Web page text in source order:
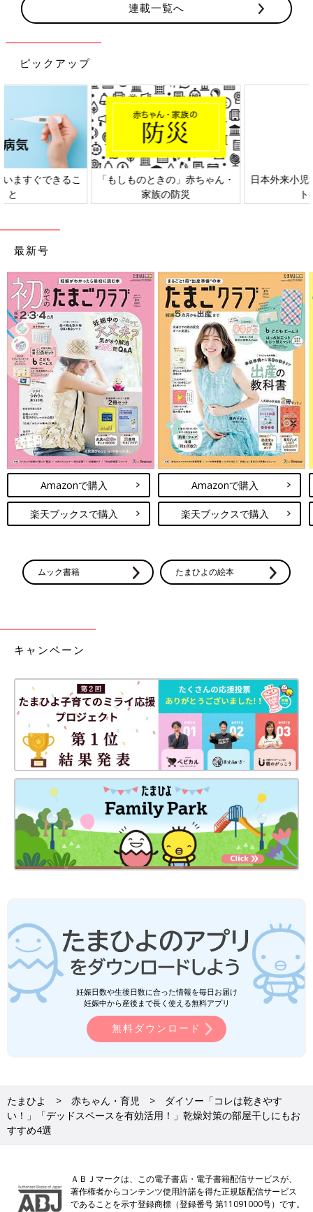
連載一覧へ
ピックアップ
日本外来小児科学会リーフレッ
六星占術 細木かおりさんの人生
最新号
Amazonで購入
楽天ブックスで購入
Amazonで購入
楽天ブックスで購入
ムック書籍 たまひよの絵本
キャンペーン
妊娠日数や生後日数に合った情報を毎日お届け
妊娠中から産後まで長く使える無料アプリ
無料ダウンロード
たまひよ 赤ちゃん・育児
ダイソー「コレは乾きやす
い！」「デッドスペースを有効活用！」乾燥対策の部屋干しにもお
すすめ4選
ＡＢＪマークは、この電子書店・電子書籍配信サービスが、
著作権者からコンテンツ使用許諾を得た正規版配信サービス
であることを示す登録商標（登録番号 第11091000号）です。